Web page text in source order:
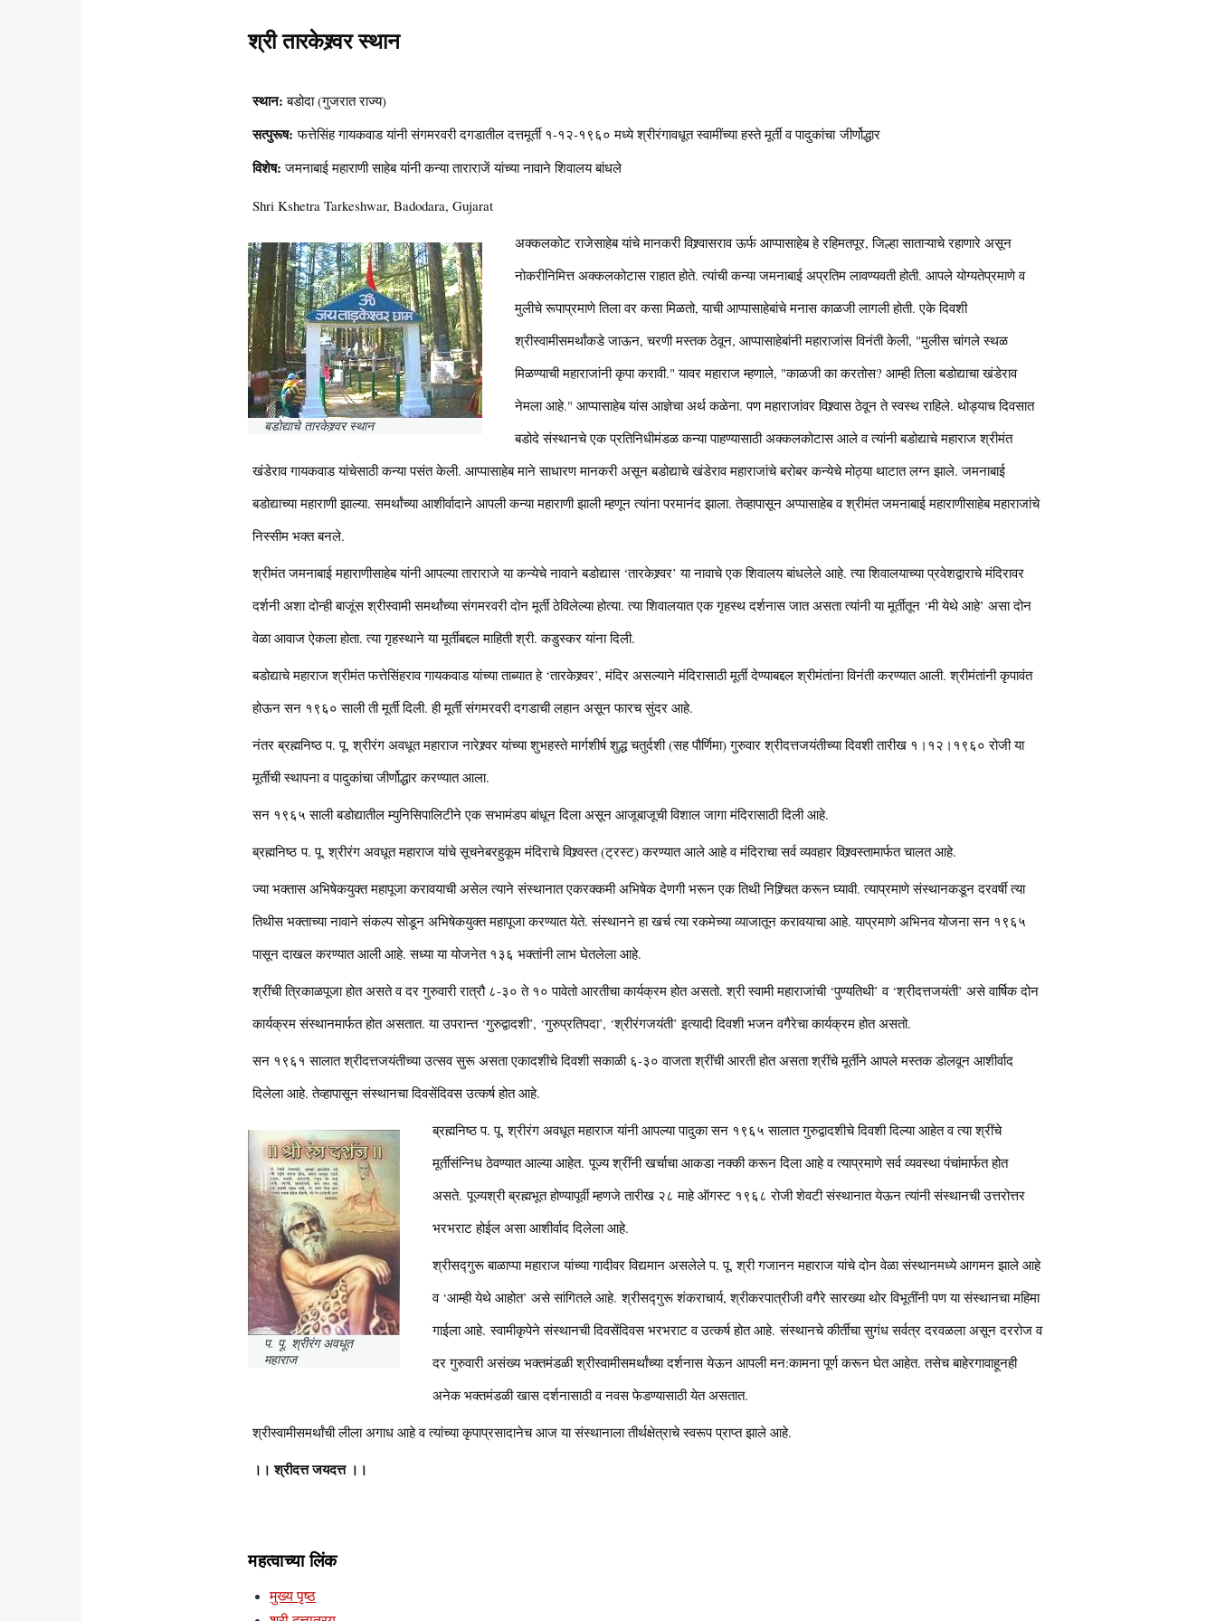
श्री तारकेश्र्वर स्थान
स्थान: बडोदा (गुजरात राज्य)
सत्पुरूष: फत्तेसिंह गायकवाड यांनी संगमरवरी दगडातील दत्तमूर्ती १-१२-१९६० मध्ये श्रीरंगावधूत स्वामींच्या हस्ते मूर्ती व पादुकांचा जीर्णोद्धार
विशेष: जमनाबाई महाराणी साहेब यांनी कन्या ताराराजें यांच्या नावाने शिवालय बांधले
Shri Kshetra Tarkeshwar, Badodara, Gujarat
बडोद्याचे तारकेश्र्वर स्थान
अक्कलकोट राजेसाहेब यांचे मानकरी विश्र्वासराव ऊर्फ आप्पासाहेब हे रहिमतपूर, जिल्हा साताऱ्याचे रहाणारे असून
नोकरीनिमित्त अक्कलकोटास राहात होते. त्यांची कन्या जमनाबाई अप्रतिम लावण्यवती होती. आपले योग्यतेप्रमाणे व
मुलीचे रूपाप्रमाणे तिला वर कसा मिळतो, याची आप्पासाहेबांचे मनास काळजी लागली होती. एके दिवशी
श्रीस्वामीसमर्थांकडे जाऊन, चरणी मस्तक ठेवून, आप्पासाहेबांनी महाराजांस विनंती केली, "मुलीस चांगले स्थळ
मिळण्याची महाराजांनी कृपा करावी." यावर महाराज म्हणाले, "काळजी का करतोस? आम्ही तिला बडोद्याचा खंडेराव
नेमला आहे." आप्पासाहेब यांस आज्ञेचा अर्थ कळेना. पण महाराजांवर विश्र्वास ठेवून ते स्वस्थ राहिले. थोड्याच दिवसात
बडोदे संस्थानचे एक प्रतिनिधीमंडळ कन्या पाहण्यासाठी अक्कलकोटास आले व त्यांनी बडोद्याचे महाराज श्रीमंत
खंडेराव गायकवाड यांचेसाठी कन्या पसंत केली. आप्पासाहेब माने साधारण मानकरी असून बडोद्याचे खंडेराव महाराजांचे बरोबर कन्येचे मोठ्या थाटात लग्न झाले. जमनाबाई
बडोद्याच्या महाराणी झाल्या. समर्थांच्या आशीर्वादाने आपली कन्या महाराणी झाली म्हणून त्यांना परमानंद झाला. तेव्हापासून अप्पासाहेब व श्रीमंत जमनाबाई महाराणीसाहेब महाराजांचे
निस्सीम भक्त बनले.
श्रीमंत जमनाबाई महाराणीसाहेब यांनी आपल्या ताराराजे या कन्येचे नावाने बडोद्यास ‘तारकेश्र्वर’ या नावाचे एक शिवालय बांधलेले आहे. त्या शिवालयाच्या प्रवेशद्वाराचे मंदिरावर
दर्शनी अशा दोन्ही बाजूंस श्रीस्वामी समर्थांच्या संगमरवरी दोन मूर्ती ठेविलेल्या होत्या. त्या शिवालयात एक गृहस्थ दर्शनास जात असता त्यांनी या मूर्तीतून ‘मी येथे आहे’ असा दोन
वेळा आवाज ऐकला होता. त्या गृहस्थाने या मूर्तीबद्दल माहिती श्री. कडुस्कर यांना दिली.
बडोद्याचे महाराज श्रीमंत फत्तेसिंहराव गायकवाड यांच्या ताब्यात हे ‘तारकेश्र्वर’, मंदिर असल्याने मंदिरासाठी मूर्ती देण्याबद्दल श्रीमंतांना विनंती करण्यात आली. श्रीमंतांनी कृपावंत
होऊन सन १९६० साली ती मूर्ती दिली. ही मूर्ती संगमरवरी दगडाची लहान असून फारच सुंदर आहे.
नंतर ब्रह्मनिष्ठ प. पू. श्रीरंग अवधूत महाराज नारेश्र्वर यांच्या शुभहस्ते मार्गशीर्ष शुद्ध चतुर्दशी (सह पौर्णिमा) गुरुवार श्रीदत्तजयंतीच्या दिवशी तारीख १।१२।१९६० रोजी या
मूर्तीची स्थापना व पादुकांचा जीर्णोद्धार करण्यात आला.
सन १९६५ साली बडोद्यातील म्युनिसिपालिटीने एक सभामंडप बांधून दिला असून आजूबाजूची विशाल जागा मंदिरासाठी दिली आहे.
ब्रह्मनिष्ठ प. पू. श्रीरंग अवधूत महाराज यांचे सूचनेबरहुकूम मंदिराचे विश्र्वस्त (ट्रस्ट) करण्यात आले आहे व मंदिराचा सर्व व्यवहार विश्र्वस्तामार्फत चालत आहे.
ज्या भक्तास अभिषेकयुक्त महापूजा करावयाची असेल त्याने संस्थानात एकरक्कमी अभिषेक देणगी भरून एक तिथी निश्र्चित करून घ्यावी. त्याप्रमाणे संस्थानकडून दरवर्षी त्या
तिथीस भक्ताच्या नावाने संकल्प सोडून अभिषेकयुक्त महापूजा करण्यात येते. संस्थानने हा खर्च त्या रकमेच्या व्याजातून करावयाचा आहे. याप्रमाणे अभिनव योजना सन १९६५
पासून दाखल करण्यात आली आहे. सध्या या योजनेत १३६ भक्तांनी लाभ घेतलेला आहे.
श्रींची त्रिकाळपूजा होत असते व दर गुरुवारी रात्रौ ८-३० ते १० पावेतो आरतीचा कार्यक्रम होत असतो. श्री स्वामी महाराजांची ‘पुण्यतिथी’ व ‘श्रीदत्तजयंती’ असे वार्षिक दोन
कार्यक्रम संस्थानमार्फत होत असतात. या उपरान्त ‘गुरुद्वादशी’, ‘गुरुप्रतिपदा’, ‘श्रीरंगजयंती’ इत्यादी दिवशी भजन वगैरेचा कार्यक्रम होत असतो.
सन १९६१ सालात श्रीदत्तजयंतीच्या उत्सव सुरू असता एकादशीचे दिवशी सकाळी ६-३० वाजता श्रींची आरती होत असता श्रींचे मूर्तीने आपले मस्तक डोलवून आशीर्वाद
दिलेला आहे. तेव्हापासून संस्थानचा दिवसेंदिवस उत्कर्ष होत आहे.
प. पू. श्रीरंग अवधूत
महाराज
ब्रह्मनिष्ठ प. पू. श्रीरंग अवधूत महाराज यांनी आपल्या पादुका सन १९६५ सालात गुरुद्वादशीचे दिवशी दिल्या आहेत व त्या श्रींचे
मूर्तीसंन्निध ठेवण्यात आल्या आहेत. पूज्य श्रींनी खर्चाचा आकडा नक्की करून दिला आहे व त्याप्रमाणे सर्व व्यवस्था पंचांमार्फत होत
असते. पूज्यश्री ब्रह्मभूत होण्यापूर्वी म्हणजे तारीख २८ माहे ऑगस्ट १९६८ रोजी शेवटी संस्थानात येऊन त्यांनी संस्थानची उत्तरोत्तर
भरभराट होईल असा आशीर्वाद दिलेला आहे.
श्रीसद्गुरू बाळाप्पा महाराज यांच्या गादीवर विद्यमान असलेले प. पू. श्री गजानन महाराज यांचे दोन वेळा संस्थानमध्ये आगमन झाले आहे
व ‘आम्ही येथे आहोत’ असे सांगितले आहे. श्रीसद्गुरू शंकराचार्य, श्रीकरपात्रीजी वगैरे सारख्या थोर विभूतींनी पण या संस्थानचा महिमा
गाईला आहे. स्वामीकृपेने संस्थानची दिवसेंदिवस भरभराट व उत्कर्ष होत आहे. संस्थानचे कीर्तीचा सुगंध सर्वत्र दरवळला असून दररोज व
दर गुरुवारी असंख्य भक्तमंडळी श्रीस्वामीसमर्थांच्या दर्शनास येऊन आपली मन:कामना पूर्ण करून घेत आहेत. तसेच बाहेरगावाहूनही
अनेक भक्तमंडळी खास दर्शनासाठी व नवस फेडण्यासाठी येत असतात.
श्रीस्वामीसमर्थांची लीला अगाध आहे व त्यांच्या कृपाप्रसादानेच आज या संस्थानाला तीर्थक्षेत्राचे स्वरूप प्राप्त झाले आहे.
।। श्रीदत्त जयदत्त ।।
महत्वाच्या लिंक
मुख्य पृष्ठ